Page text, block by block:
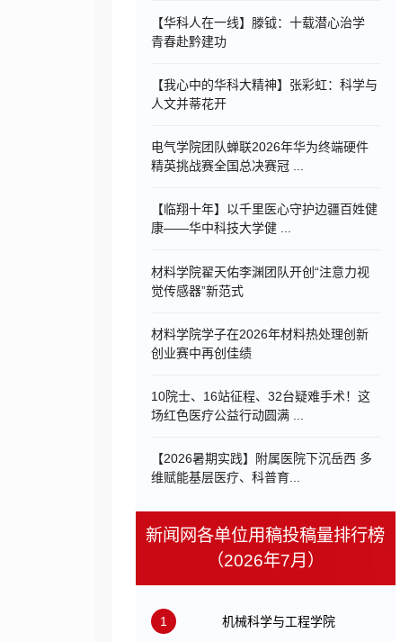
【华科人在一线】滕钺：十载潜心治学
青春赴黔建功
【我心中的华科大精神】张彩虹：科学与
人文并蒂花开
电气学院团队蝉联2026年华为终端硬件
精英挑战赛全国总决赛冠 ...
【临翔十年】以千里医心守护边疆百姓健
康——华中科技大学健 ...
材料学院翟天佑李渊团队开创“注意力视
觉传感器”新范式
材料学院学子在2026年材料热处理创新
创业赛中再创佳绩
10院士、16站征程、32台疑难手术！这
场红色医疗公益行动圆满 ...
【2026暑期实践】附属医院下沉岳西 多
维赋能基层医疗、科普育...
新闻网各单位用稿投稿量排行榜
（2026年7月）
1 机械科学与工程学院